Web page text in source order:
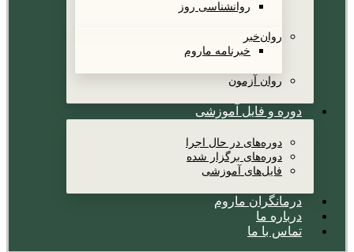
روانشناسی روز
روان‌خبر
خبرنامه ماروم
روان آزمون
دوره و فایل آموزشی
دوره‌های در حال اجرا
دوره‌های برگزار شده
فایل‌های آموزشی
درمانگران ماروم
درباره ما
تماس با ما